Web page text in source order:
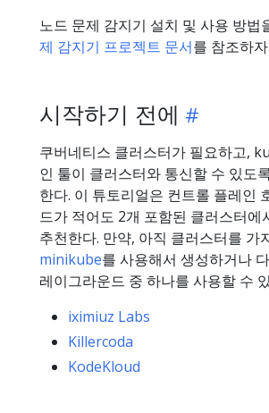
노드 문제 감지기 설치 및 사용 방법
제 감지기 프로젝트 문서를 참조하자.
시작하기 전에
쿠버네티스 클러스터가 필요하고,
인 툴이 클러스터와 통신할 수 있도
한다. 이 튜토리얼은 컨트롤 플레인
드가 적어도 2개 포함된 클러스터에
추천한다. 만약, 아직 클러스터를 가
minikube를 사용해서 생성하거나
레이그라운드 중 하나를 사용할 수
iximiuz Labs
Killercoda
KodeKloud